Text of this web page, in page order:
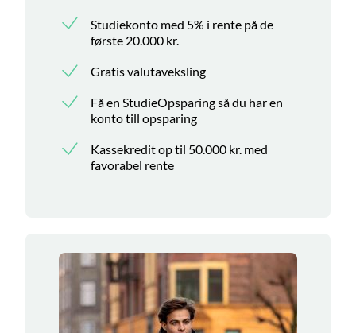
Studiekonto med 5% i rente på de
første 20.000 kr.
Gratis valutaveksling
Få en StudieOpsparing så du har en
konto till opsparing
Kassekredit op til 50.000 kr. med
favorabel rente